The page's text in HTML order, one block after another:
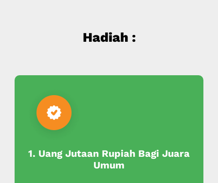
Hadiah :
1. Uang Jutaan Rupiah Bagi Juara
Umum